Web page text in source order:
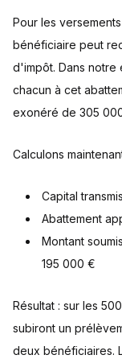
Pour les
bénéficiaire peut
d'impôt. Dans
chacun à cet
exonéré de 305
Calculons
Capital
Abattement
Montant
195 000 €
Résultat : sur les
subiront un
deux bénéficiaires.